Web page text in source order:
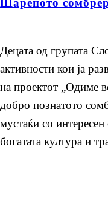
Шареното
Децата од групата
активности кои ја
на проектот „Одиме
добро познатото
мустаќи со интересен
богатата култура и